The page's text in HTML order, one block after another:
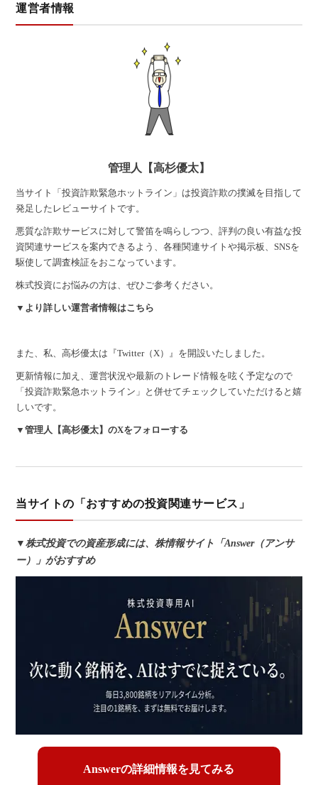
運営者情報
管理人【高杉優太】
当サイト「投資詐欺緊急ホットライン」は投資詐欺の撲滅を目指して
発足したレビューサイトです。
悪質な詐欺サービスに対して警笛を鳴らしつつ、評判の良い有益な投
資関連サービスを案内できるよう、各種関連サイトや掲示板、SNSを
駆使して調査検証をおこなっています。
株式投資にお悩みの方は、ぜひご参考ください。
▼より詳しい運営者情報はこちら
また、私、高杉優太は『Twitter（X）』を開設いたしました。
更新情報に加え、運営状況や最新のトレード情報を呟く予定なので
「投資詐欺緊急ホットライン」と併せてチェックしていただけると嬉
しいです。
▼管理人【高杉優太】のXをフォローする
当サイトの「おすすめの投資関連サービス」
▼株式投資での資産形成には、株情報サイト「Answer（アンサ
ー）」がおすすめ
Answerの詳細情報を見てみる